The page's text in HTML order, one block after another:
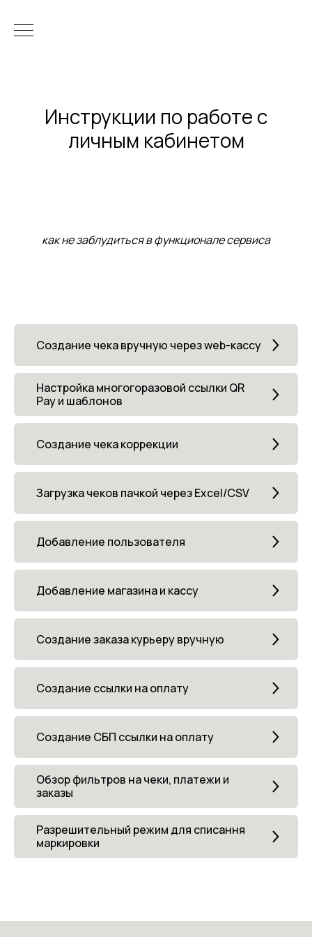
Инструкции по работе с
личным кабинетом
как не заблудиться в функционале сервиса
Создание чека вручную через web-кассу
Настройка многогоразовой ссылки QR
Pay и шаблонов
Создание чека коррекции
Загрузка чеков пачкой через Excel/CSV
Добавление пользователя
Добавление магазина и кассу
Создание заказа курьеру вручную
Создание ссылки на оплату
Создание СБП ссылки на оплату
Обзор фильтров на чеки, платежи и
заказы
Разрешительный режим для списання
маркировки